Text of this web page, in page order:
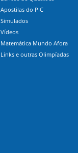
Apostilas do PIC
Simulados
Vídeos
Matemática Mundo Afora
Links e outras Olimpíadas